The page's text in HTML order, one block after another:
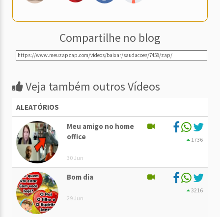
Compartilhe no blog
Veja também outros Vídeos
ALEATÓRIOS
Meu amigo no home
office
30 Jun
1736
Bom dia
29 Jun
3216